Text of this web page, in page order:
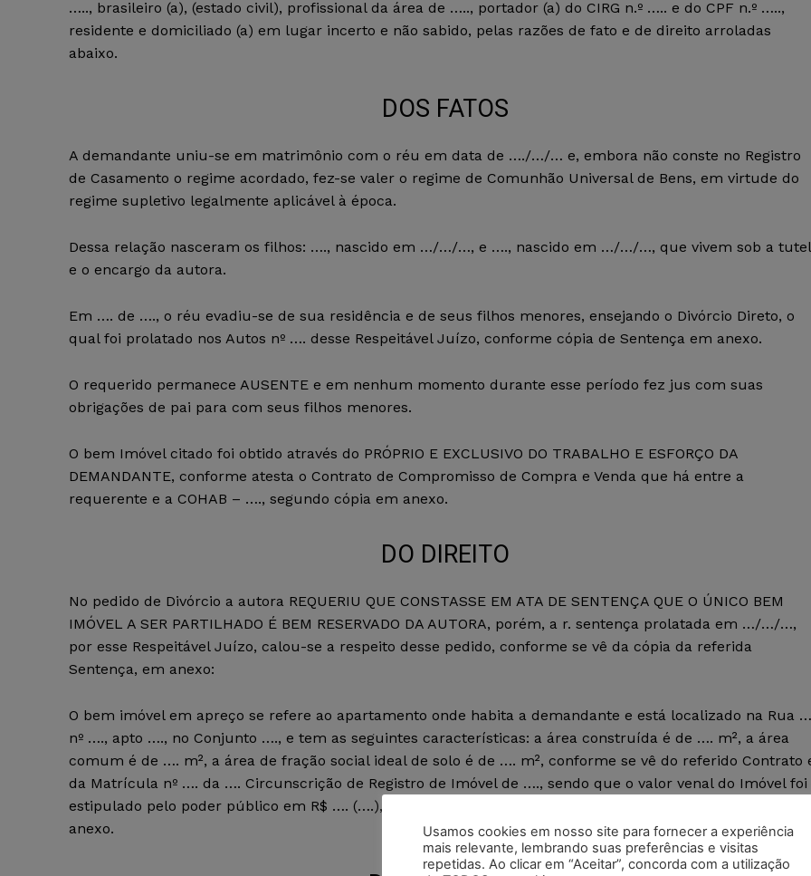
….., brasileiro (a), (estado civil), profissional da área de ….., portador (a) do CIRG n.º ….. e do CPF n.º …..,
residente e domiciliado (a) em lugar incerto e não sabido, pelas razões de fato e de direito arroladas
abaixo.
DOS FATOS
A demandante uniu-se em matrimônio com o réu em data de …./…/… e, embora não conste no Registro
de Casamento o regime acordado, fez-se valer o regime de Comunhão Universal de Bens, em virtude do
regime supletivo legalmente aplicável à época.
Dessa relação nasceram os filhos: …., nascido em …/…/…, e …., nascido em …/…/…, que vivem sob a
e o encargo da autora.
Em …. de …., o réu evadiu-se de sua residência e de seus filhos menores, ensejando o Divórcio Direto, o
qual foi prolatado nos Autos nº …. desse Respeitável Juízo, conforme cópia de Sentença em anexo.
O requerido permanece AUSENTE e em nenhum momento durante esse período fez jus com suas
obrigações de pai para com seus filhos menores.
O bem Imóvel citado foi obtido através do PRÓPRIO E EXCLUSIVO DO TRABALHO E ESFORÇO DA
DEMANDANTE, conforme atesta o Contrato de Compromisso de Compra e Venda que há entre a
requerente e a COHAB – …., segundo cópia em anexo.
DO DIREITO
No pedido de Divórcio a autora REQUERIU QUE CONSTASSE EM ATA DE SENTENÇA QUE O ÚNICO BEM
IMÓVEL A SER PARTILHADO É BEM RESERVADO DA AUTORA, porém, a r. sentença prolatada em …/…/…,
por esse Respeitável Juízo, calou-se a respeito desse pedido, conforme se vê da cópia da referida
Sentença, em anexo:
O bem imóvel em apreço se refere ao apartamento onde habita a demandante e está localizado na Rua
nº …., apto …., no Conjunto …., e tem as seguintes características: a área construída é de …. m², a área
comum é de …. m², a área de fração social ideal de solo é de …. m², conforme se vê do referido Contrato
da Matrícula nº …. da …. Circunscrição de Registro de Imóvel de …., sendo que o valor venal do Imóvel foi
estipulado pelo poder público em R$ …. (….), para o ano de …., conforme cópia do carnê do IPTU, em
anexo.
Usamos cookies em nosso site para fornecer a experiência
mais relevante, lembrando suas preferências e visitas
repetidas. Ao clicar em “Aceitar”, concorda com a utilização